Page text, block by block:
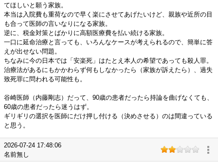
てほしいと願う家族。
本当は入院費も重荷なので早く楽にさせてあげたいけど、親族や近所の目
も合って医師の言いなりになる家族。
逆に、税金対策とばかりに高額医療費を払い続ける家族。
一口に延命治療と言っても、いろんなケースが考えられるので、簡単に答
えが出せない問題。
ちなみに今の日本では「安楽死」はたとえ本人の希望であっても殺人罪。
治療法があるにもかかわらず何もしなかったら（家族が訴えたら）、過失
致死罪に問われる可能性も。
谷崎医師（内藤剛志）だって、90歳の患者だったら持論を曲げなくても、
60歳の患者だったら迷うはず。
ギリギリの選択を医師にだけ押し付ける（決めさせる）のは間違っている
と思う。
2026-07-24 17:48:06
名前無し